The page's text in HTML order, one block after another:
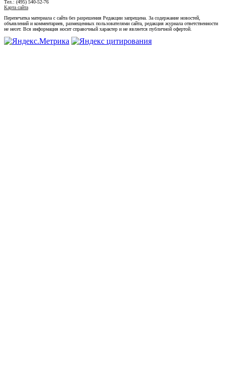
Тел.: (495) 540-52-76
Карта сайта
Перепечатка материала с сайта без разрешения Редакции запрещена. За содержание новостей,
объявлений и комментариев, размещенных пользователями сайта, редакция журнала ответственности
не несет. Вся информация носит справочный характер и не является публичной офертой.